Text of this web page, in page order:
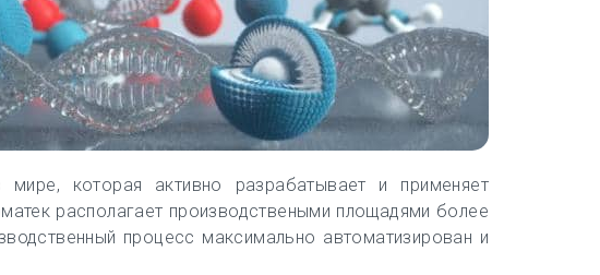
которая активно разрабатывает и применяет
располагает производствеными площадями более
процесс максимально автоматизирован и